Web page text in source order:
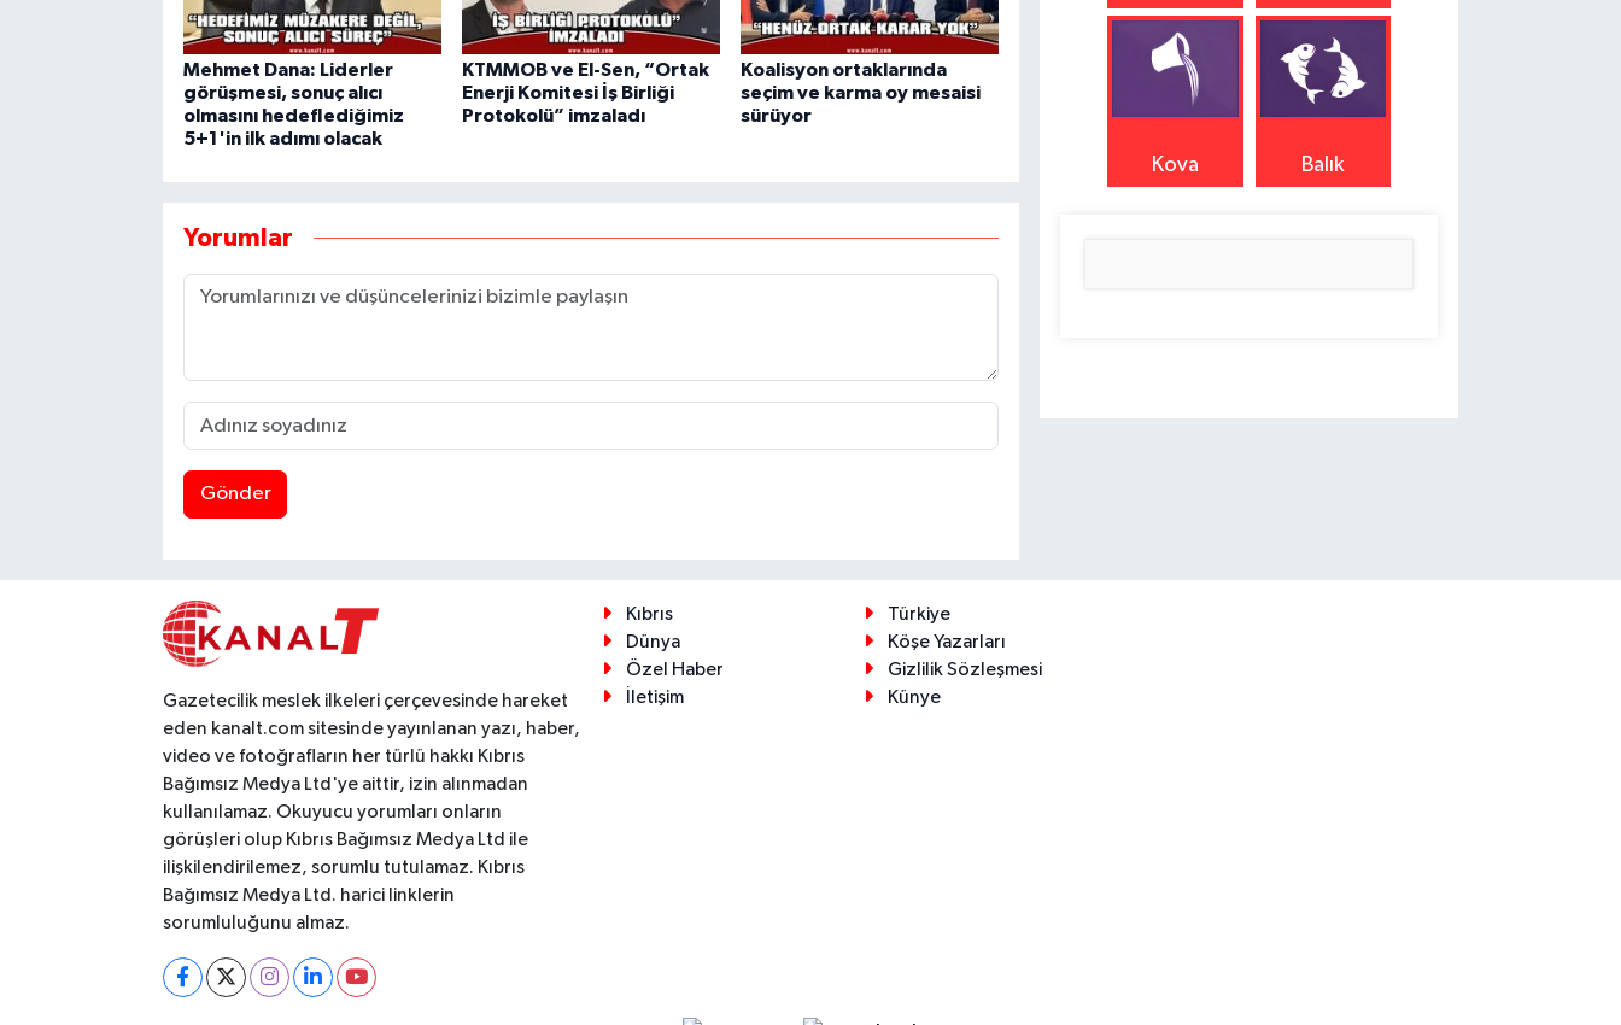
Mehmet Dana: Liderler
görüşmesi, sonuç alıcı
olmasını hedeflediğimiz
5+1'in ilk adımı olacak
KTMMOB ve El-Sen, “Ortak
Enerji Komitesi İş Birliği
Protokolü” imzaladı
Koalisyon ortaklarında
seçim ve karma oy mesaisi
sürüyor
Yorumlar
Gönder
Kova Balık
Gazetecilik meslek ilkeleri çerçevesinde hareket
eden kanalt.com sitesinde yayınlanan yazı, haber,
video ve fotoğrafların her türlü hakkı Kıbrıs
Bağımsız Medya Ltd'ye aittir, izin alınmadan
kullanılamaz. Okuyucu yorumları onların
görüşleri olup Kıbrıs Bağımsız Medya Ltd ile
ilişkilendirilemez, sorumlu tutulamaz. Kıbrıs
Bağımsız Medya Ltd. harici linklerin
sorumluluğunu almaz.
Kıbrıs
Türkiye
Dünya
Köşe Yazarları
Özel Haber
Gizlilik Sözleşmesi
İletişim
Künye